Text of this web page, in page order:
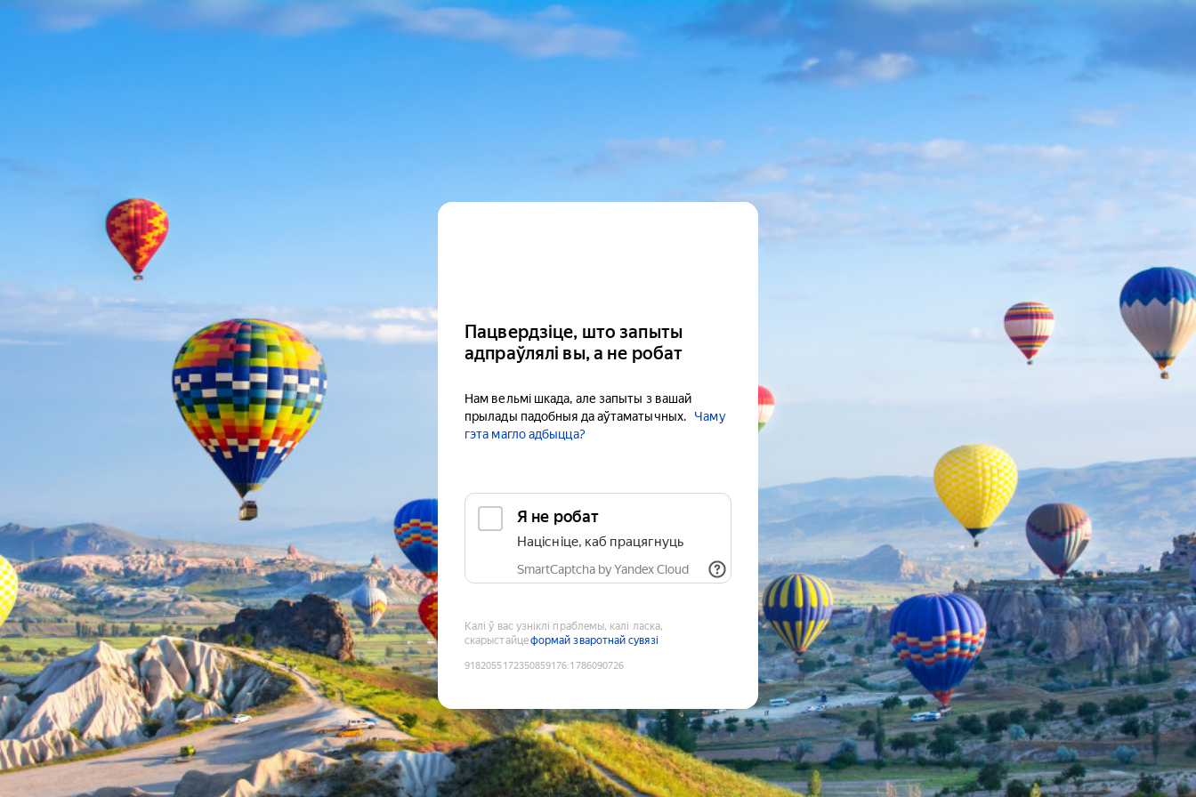
Пацвердзіце, што запыты
адпраўлялі вы, а не робат
Нам вельмі шкада, але запыты з вашай
прылады падобныя да аўтаматычных.
Чаму
гэта магло адбыцца?
Я не робат
Націсніце, каб працягнуць
SmartCaptcha by Yandex Cloud
Калі ў вас узніклі праблемы, калі ласка,
скарыстайцеформай зваротнай сувязі
9182055172350859176:1786090726